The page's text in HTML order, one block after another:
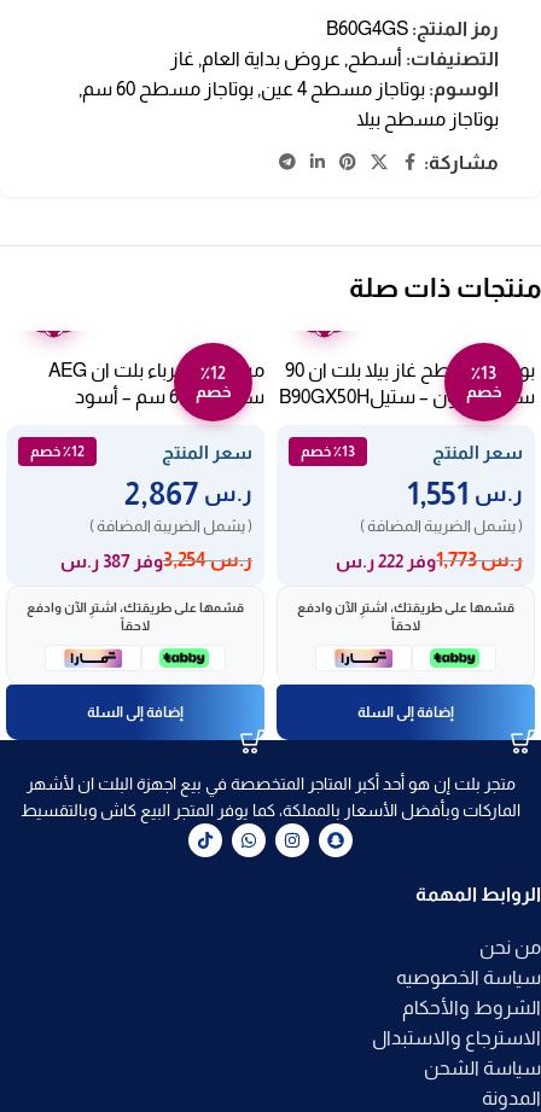
رمز المنتج: B60G4GS
التصنيفات: أسطح , عروض بداية العام, غاز
الوسوم: بوتاجاز مسطح 4 عين , بوتاجاز مسطح 60 سم
,
بوتاجاز مسطح بيلا
مشاركة:
منتجات ذات صلة
٪13
خصم
بوتاجاز مسطح غاز بيلا بلت ان 90
سم – 5 عيون – ستيلB90GX50H
سعر المنتج ٪13 خصم
ر.س
( يشمل الضريبة المضافة )
ر.س1,773 وفر 222 ر.س
قسّمها على طريقتك، اشترِ الآن وادفع
لاحقاً
إضافة إلى السلة
٪12
خصم
مسطح كهرباء بلت ان AEG
سيراميك 60 سم – أسود
HK654070XB
سعر المنتج
٪12 خصم
ر.س
( يشمل الضريبة المضافة )
ر.س3,254 وفر 387 ر.س
قسّمها على طريقتك، اشترِ الآن وادفع
لاحقاً
إضافة إلى السلة
متجر بلت إن هو أحد أكبر المتاجر المتخصصة في بيع اجهزة البلت ان لأشهر
الماركات وبأفضل الأسعار بالمملكة، كما يوفر المتجر البيع كاش وبالتقسيط
الروابط المهمة
من نحن
سياسة الخصوصيه
الشروط والأحكام
الاسترجاع والاستبدال
سياسة الشحن
المدونة